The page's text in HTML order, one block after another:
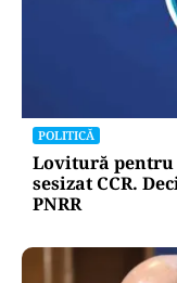
POLITICĂ
Lovitură pentru
sesizat CCR.
PNRR